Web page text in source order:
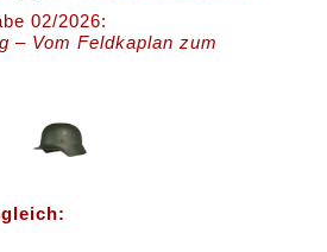
02/2026:
– Vom Feldkaplan zum